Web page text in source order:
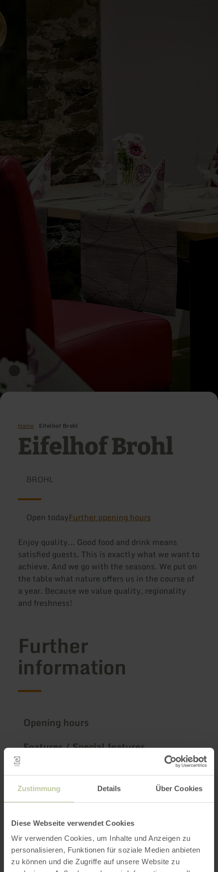
Zustimmung Details Über Cookies
Diese Webseite verwendet Cookies
Wir verwenden Cookies, um Inhalte und Anzeigen zu
personalisieren, Funktionen für soziale Medien anbieten
zu können und die Zugriffe auf unsere Website zu
Home Eifelhof Brohl
Eifelhof Brohl
BROHL
Open todayFurther opening hours
Enjoy quality... Good food and drink means
satisfied guests. This is exactly what we want to
achieve. And we go with the seasons. We put on
the table what nature offers us in the course of
a year. Because we value quality, regionality
and freshness!
Further
information
Opening hours
Features / Special features
Seating capacity
Impressions